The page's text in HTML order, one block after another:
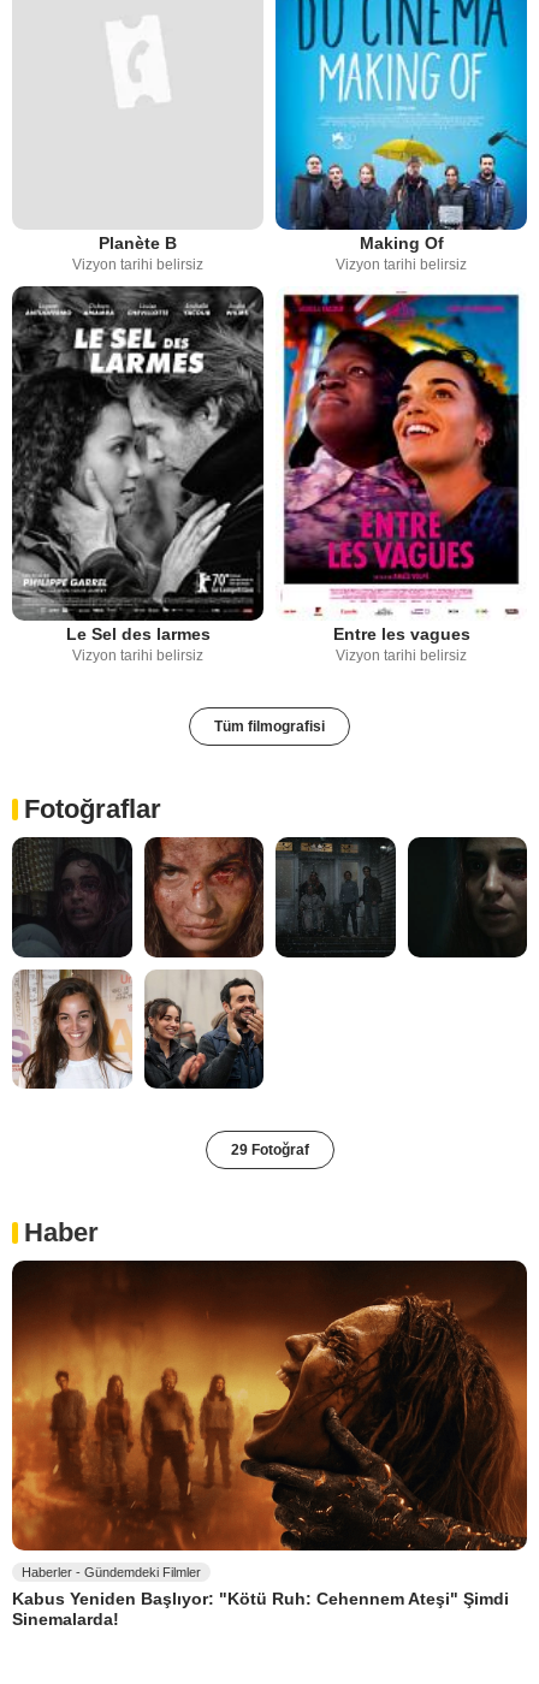
Planète B
Vizyon tarihi belirsiz
Making Of
Vizyon tarihi belirsiz
Le Sel des larmes
Vizyon tarihi belirsiz
Entre les vagues
Vizyon tarihi belirsiz
Tüm filmografisi
Fotoğraflar
29 Fotoğraf
Haber
Haberler - Gündemdeki Filmler
Kabus Yeniden Başlıyor: "Kötü Ruh: Cehennem Ateşi" Şimdi
Sinemalarda!